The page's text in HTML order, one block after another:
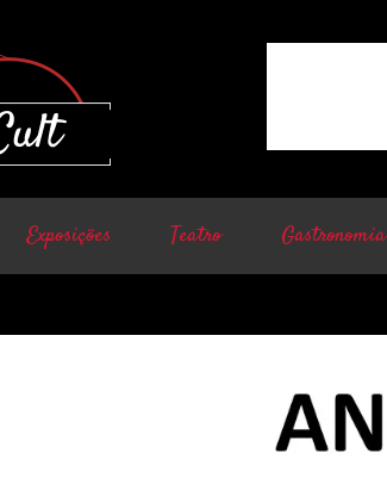
Exposições Teatro Gastronomia